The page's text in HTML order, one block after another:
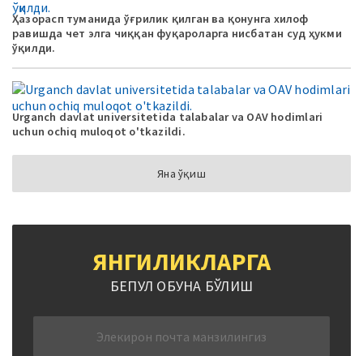
Ҳазорасп туманида ўғрилик қилган ва қонунга хилоф
равишда чет элга чиққан фуқароларга нисбатан суд ҳукми
ўқилди.
Urganch davlat universitetida talabalar va OAV hodimlari
uchun ochiq muloqot o'tkazildi.
Яна ўқиш
ЯНГИЛИКЛАРГА
БЕПУЛ ОБУНА БЎЛИШ